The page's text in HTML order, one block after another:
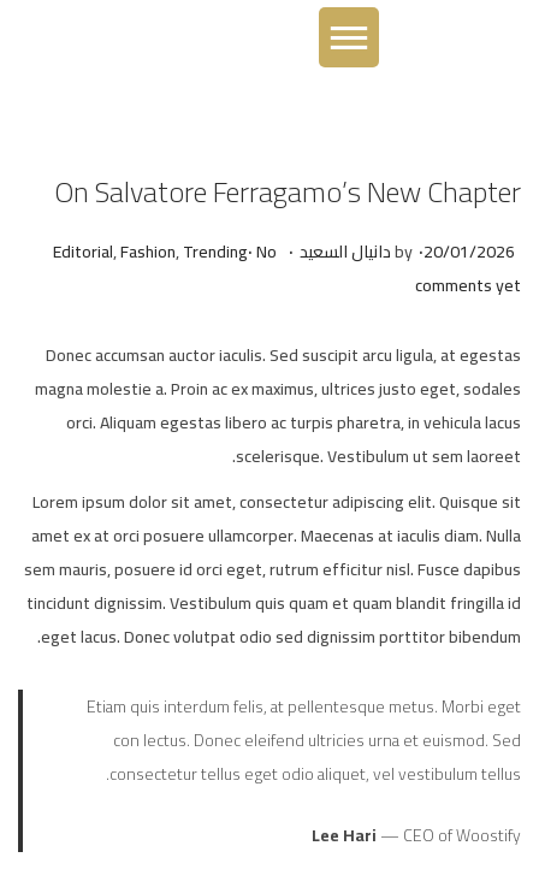
On Salvatore Ferragamo’s New Chapter
Posted on
20/01/2026
.
byدانيال السعيد .
Posted in
Editorial,Fashion,Trending.No
comments yet
Donec accumsan auctor iaculis. Sed suscipit arcu ligula, at egestas
magna molestie a. Proin ac ex maximus, ultrices justo eget, sodales
orci. Aliquam egestas libero ac turpis pharetra, in vehicula lacus
scelerisque. Vestibulum ut sem laoreet.
Lorem ipsum dolor sit amet, consectetur adipiscing elit. Quisque sit
amet ex at orci posuere ullamcorper. Maecenas at iaculis diam. Nulla
sem mauris, posuere id orci eget, rutrum efficitur nisl. Fusce dapibus
tincidunt dignissim. Vestibulum quis quam et quam blandit fringilla id
eget lacus. Donec volutpat odio sed dignissim porttitor bibendum.
Etiam quis interdum felis, at pellentesque metus. Morbi eget
con lectus. Donec eleifend ultricies urna et euismod. Sed
consectetur tellus eget odio aliquet, vel vestibulum tellus.
Lee Hari— CEO of Woostify